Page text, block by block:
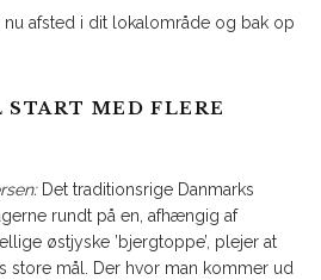
nu afsted i dit lokalområde og bak op
MED FLERE
Det traditionsrige Danmarks
rundt på en, afhængig af
østjyske ’bjergtoppe’, plejer at
store mål. Der hvor man kommer ud